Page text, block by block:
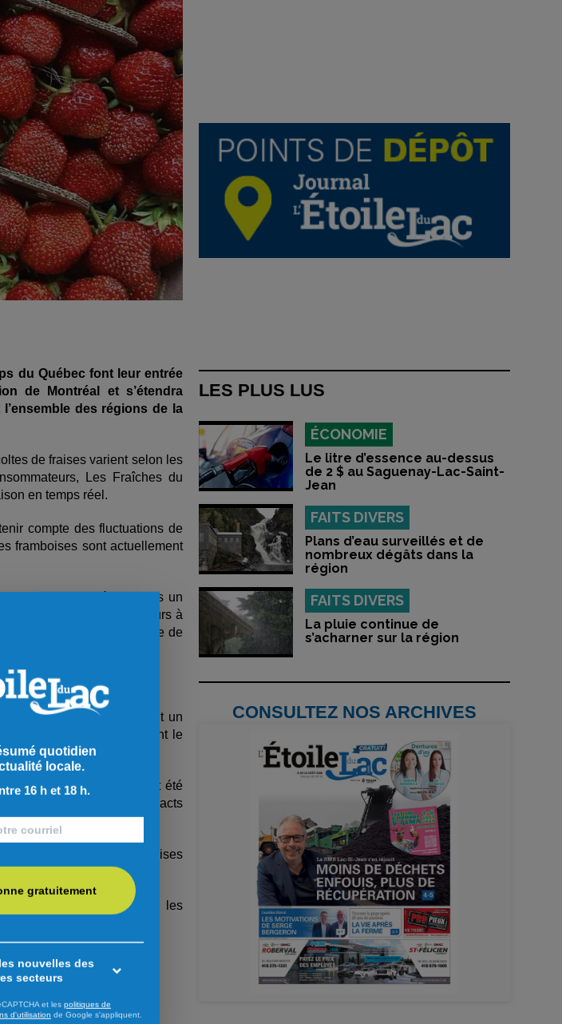
du Québec font leur entrée
de Montréal et s’étendra
’ensemble des régions de la
de fraises varient selon les
Les Fraîches du
en temps réel.
compte des fluctuations de
framboises sont actuellement
plus tôt, d'autres un
aider les consommateurs à
Cormier, présidente de
les producteurs s'attendent un
mûrir lentement, favorisant le
Quelques pertes ont été
le 31 mai, mais ces impacts
de bons volumes de fraises
également dans les
appréciée des familles.
LES PLUS LUS
ÉCONOMIE
Le litre d’essence au-dessus
de 2 $ au Saguenay-Lac-Saint-
Jean
FAITS DIVERS
Plans d’eau surveillés et de
nombreux dégâts dans la
région
FAITS DIVERS
La pluie continue de
s’acharner sur la région
CONSULTEZ NOS ARCHIVES
quotidien
locale.
16 h et 18 h.
gratuitement
nouvelles des
secteurs
et les politiques de
d'utilisation de Google s'appliquent.